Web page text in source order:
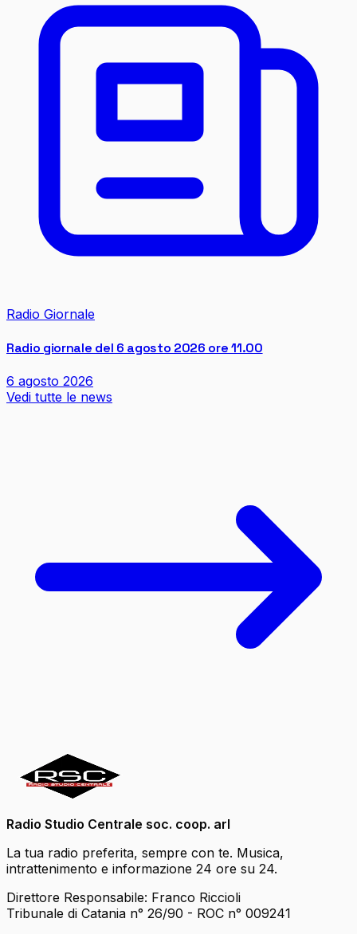
Radio Giornale
Radio giornale del 6 agosto 2026 ore 11.00
6 agosto 2026
Vedi tutte le news
Radio Studio Centrale soc. coop. arl
La tua radio preferita, sempre con te. Musica,
intrattenimento e informazione 24 ore su 24.
Direttore Responsabile: Franco Riccioli
Tribunale di Catania n° 26/90 - ROC n° 009241